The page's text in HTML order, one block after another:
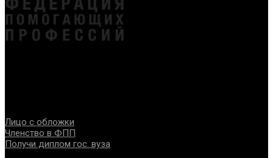
Лицо с обложки
Членство в ФПП
Получи диплом гос. вуза